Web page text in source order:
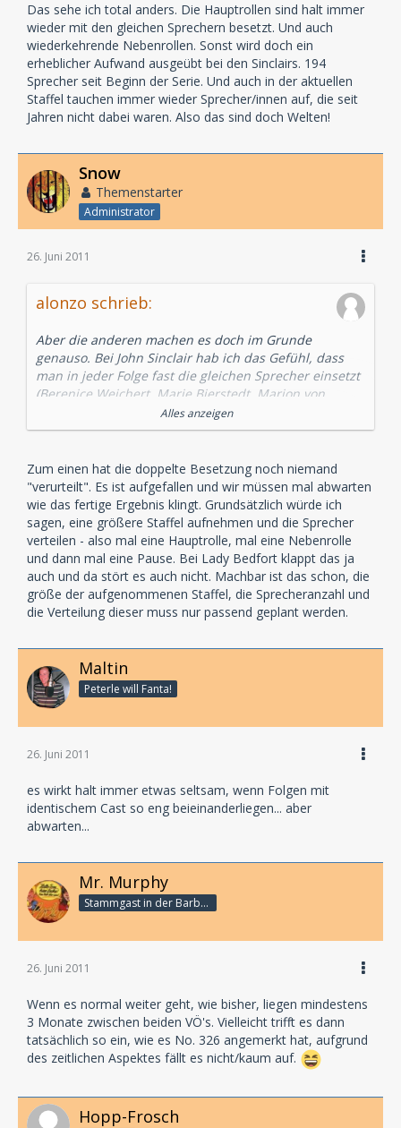
Das sehe ich total anders. Die Hauptrollen sind halt immer
wieder mit den gleichen Sprechern besetzt. Und auch
wiederkehrende Nebenrollen. Sonst wird doch ein
erheblicher Aufwand ausgeübt bei den Sinclairs. 194
Sprecher seit Beginn der Serie. Und auch in der aktuellen
Staffel tauchen immer wieder Sprecher/innen auf, die seit
Jahren nicht dabei waren. Also das sind doch Welten!
Snow
Themenstarter
Administrator
26. Juni 2011
alonzo schrieb:
Aber die anderen machen es doch im Grunde
genauso. Bei John Sinclair hab ich das Gefühl, dass
man in jeder Folge fast die gleichen Sprecher einsetzt
(Berenice Weichert, Marie Bierstedt, Marion von
Stengel, Gerrit Schmidt-Foß, Jan Spitzner, Peter
Flechtner und Marianne Groß sind ja gefühlt im
Von daher find ich es ein bisschen unfair zu sagen:
"Bei Point Whitmark immer die gleichen Sprecher!", da
ja ein Großteil (Sonja Deutsch, Martina Treger, Bert
Franzke, Hannelore Minkus und Olaf Baden) erstmals
mitspricht.
Ob einem die Stimmen dann gefallen ist
Ansichtssache, aber es gibt ja dann zum Glück noch
genug andere Hörspiele, in denen die EUROPA-Stars
mitsprechen.
Aber erstmal abwarten, wie es überhaupt wird,
bemerkt.
Alles anzeigen
Zum einen hat die doppelte Besetzung noch niemand
"verurteilt". Es ist aufgefallen und wir müssen mal abwarten
wie das fertige Ergebnis klingt. Grundsätzlich würde ich
sagen, eine größere Staffel aufnehmen und die Sprecher
verteilen - also mal eine Hauptrolle, mal eine Nebenrolle
und dann mal eine Pause. Bei Lady Bedfort klappt das ja
auch und da stört es auch nicht. Machbar ist das schon, die
größe der aufgenommenen Staffel, die Sprecheranzahl und
die Verteilung dieser muss nur passend geplant werden.
Maltin
Peterle will Fanta!
26. Juni 2011
es wirkt halt immer etwas seltsam, wenn Folgen mit
identischem Cast so eng beieinanderliegen... aber
abwarten...
Mr. Murphy
Stammgast in der Barbarabar
26. Juni 2011
Wenn es normal weiter geht, wie bisher, liegen mindestens
3 Monate zwischen beiden VÖ's. Vielleicht trifft es dann
tatsächlich so ein, wie es No. 326 angemerkt hat, aufgrund
des zeitlichen Aspektes fällt es nicht/kaum auf.
Hopp-Frosch